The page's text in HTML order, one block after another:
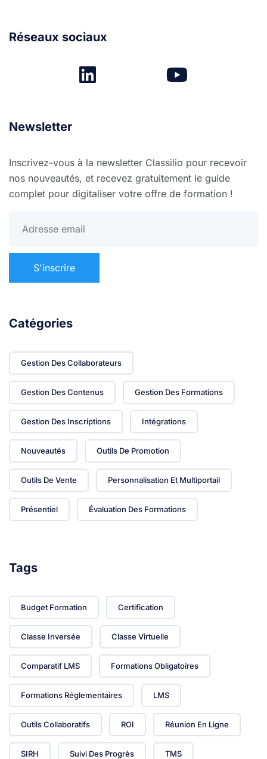
Réseaux sociaux
Newsletter
Inscrivez-vous à la newsletter Classilio pour recevoir
nos nouveautés, et recevez gratuitement le guide
complet pour digitaliser votre offre de formation !
Catégories
Gestion Des Collaborateurs
Gestion Des Contenus Gestion Des Formations
Gestion Des Inscriptions Intégrations
Nouveautés Outils De Promotion
Outils De Vente Personnalisation Et Multiportail
Présentiel Évaluation Des Formations
Tags
Budget Formation Certification
Classe Inversée Classe Virtuelle
Comparatif LMS Formations Obligatoires
Formations Réglementaires LMS
Outils Collaboratifs ROI Réunion En Ligne
SIRH Suivi Des Progrès TMS